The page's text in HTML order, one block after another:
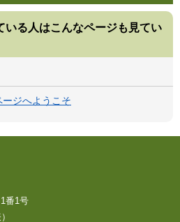
いる人はこんなページも見てい
ジへようこそ
番1号